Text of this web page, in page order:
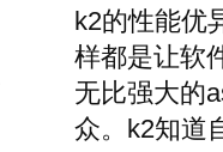
k2的性能优
样都是让软
无比强大的
众。k2知道